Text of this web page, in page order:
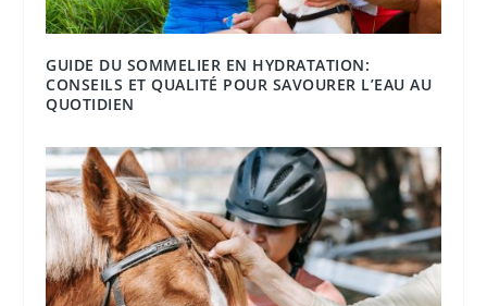
GUIDE DU SOMMELIER EN HYDRATATION:
CONSEILS ET QUALITÉ POUR SAVOURER L’EAU AU
QUOTIDIEN